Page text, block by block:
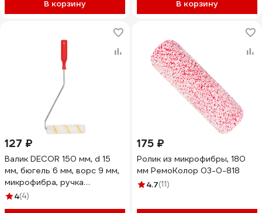
гр/м2, ворс 10 мм 37747
В корзину В корзину
127 ₽
Валик DECOR 150 мм, d 15
мм, бюгель 6 мм, ворс 9 мм,
микрофибра, ручка
удлиненная стандарт mini
4(4)
175 ₽
Ролик из микрофибры, 180
мм РемоКолор 03-0-818
4.7(11)